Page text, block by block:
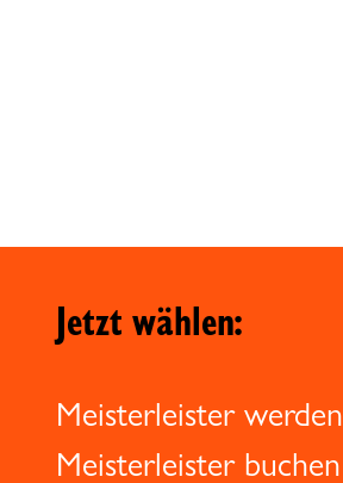
Jetzt wählen:
Meisterleister werden
Meisterleister buchen